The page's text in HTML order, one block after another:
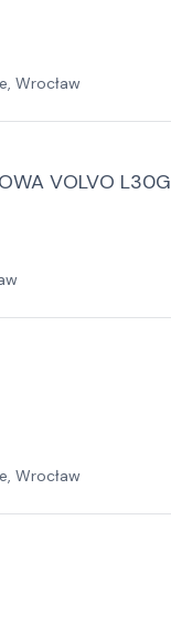
Wrocław
VOLVO L30G
Wrocław